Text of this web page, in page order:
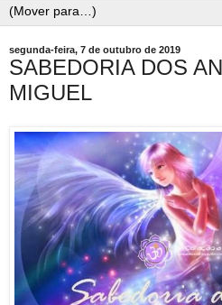
segunda-feira, 7 de outubro de 2019
SABEDORIA DOS
MIGUEL